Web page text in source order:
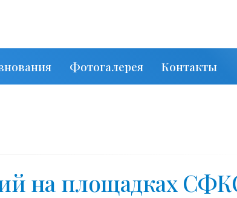
Фотогалерея Контакты
на площадках